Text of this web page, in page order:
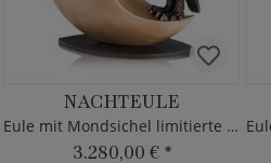
NACHTEULE
Eule mit Mondsichel limitierte Bronzeskulptur
3.280,00 € *